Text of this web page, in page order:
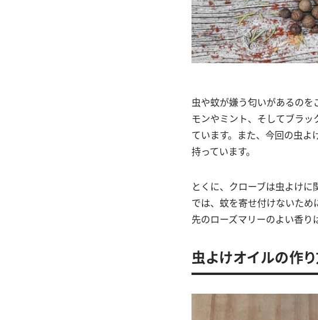
虫や蚊が嫌う匂いがあるの
モンやミント、そしてブラ
ています。また、今回の虫よ
持っています。
とくに、クローブは虫よけ
では、蚊を寄せ付けないた
先のローズマリーのよい香り
虫よけオイルの作